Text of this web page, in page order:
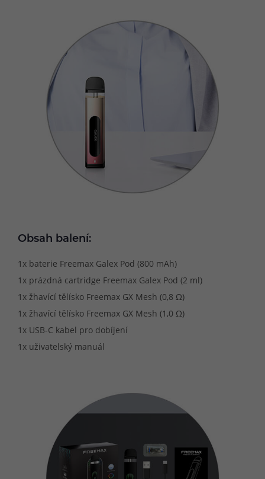
Obsah balení:
1x baterie Freemax Galex Pod (800 mAh)
1x prázdná cartridge Freemax Galex Pod (2 ml)
1x žhavící tělísko Freemax GX Mesh (0,8 Ω)
1x žhavící tělísko Freemax GX Mesh (1,0 Ω)
1x USB-C kabel pro dobíjení
1x uživatelský manuál